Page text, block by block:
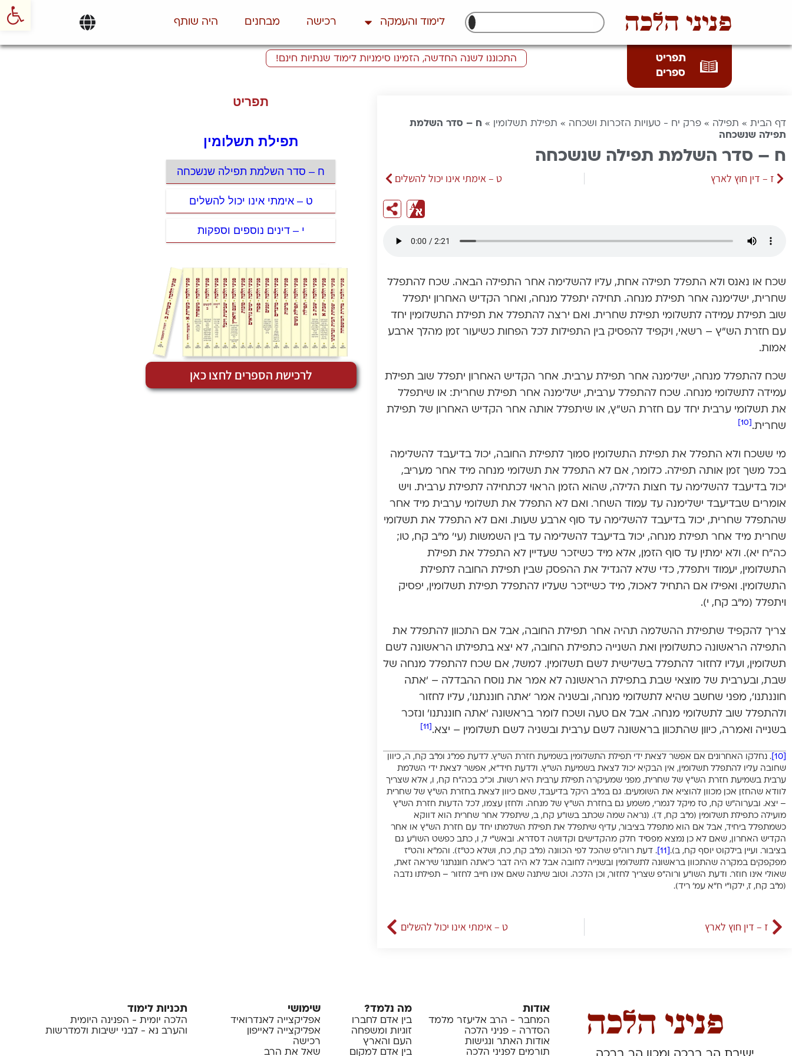
פניני הלכה לימוד והעמקה רכישה מבחנים היה שותף
תפריט
ספרים
התכוננו לשנה החדשה, הזמינו סימניות לימוד שנתיות חינם!
דף הבית » תפילה » פרק יח - טעויות הזכרות ושכחה » תפילת תשלומין » ח – סדר השלמת
תפילה שנשכחה
ח – סדר השלמת תפילה שנשכחה
ז – דין חוץ לארץ ט – אימתי אינו יכול להשלים
שכח או נאנס ולא התפלל תפילה אחת, עליו להשלימה אחר התפילה הבאה. שכח להתפלל
שחרית, ישלימנה אחר תפילת מנחה. תחילה יתפלל מנחה, ואחר הקדיש האחרון יתפלל
שוב תפילת עמידה לתשלומי תפילת שחרית. ואם ירצה להתפלל את תפילת התשלומין יחד
עם חזרת הש”ץ – רשאי, ויקפיד להפסיק בין התפילות לכל הפחות כשיעור זמן מהלך ארבע
אמות.
שכח להתפלל מנחה, ישלימנה אחר תפילת ערבית. אחר הקדיש האחרון יתפלל שוב תפילת
עמידה לתשלומי מנחה. שכח להתפלל ערבית, ישלימנה אחר תפילת שחרית: או שיתפלל
את תשלומי ערבית יחד עם חזרת הש”ץ, או שיתפלל אותה אחר הקדיש האחרון של תפילת
שחרית.
מי ששכח ולא התפלל את תפילת התשלומין סמוך לתפילת החובה, יכול בדיעבד להשלימה
בכל משך זמן אותה תפילה. כלומר, אם לא התפלל את תשלומי מנחה מיד אחר מעריב,
יכול בדיעבד להשלימה עד חצות הלילה, שהוא הזמן הראוי לכתחילה לתפילת ערבית. ויש
אומרים שבדיעבד ישלימנה עד עמוד השחר. ואם לא התפלל את תשלומי ערבית מיד אחר
שהתפלל שחרית, יכול בדיעבד להשלימה עד סוף ארבע שעות. ואם לא התפלל את תשלומי
שחרית מיד אחר תפילת מנחה, יכול בדיעבד להשלימה עד בין השמשות (עי’ מ”ב קח, טו;
כה”ח יא). ולא ימתין עד סוף הזמן, אלא מיד כשיזכר שעדיין לא התפלל את תפילת
התשלומין, יעמוד ויתפלל, כדי שלא להגדיל את ההפסק שבין תפילת החובה לתפילת
התשלומין. ואפילו אם התחיל לאכול, מיד כשייזכר שעליו להתפלל תפילת תשלומין, יפסיק
ויתפלל (מ”ב קח, י).
צריך להקפיד שתפילת ההשלמה תהיה אחר תפילת החובה, אבל אם התכוון להתפלל את
התפילה הראשונה כתשלומין ואת השנייה כתפילת החובה, לא יצא בתפילתו הראשונה לשם
תשלומין, ועליו לחזור להתפלל בשלישית לשם תשלומין. למשל, אם שכח להתפלל מנחה של
שבת, ובערבית של מוצאי שבת בתפילת הראשונה לא אמר את נוסח ההבדלה – ‘אתה
חוננתנו’, מפני שחשב שהיא לתשלומי מנחה, ובשניה אמר ‘אתה חוננתנו’, עליו לחזור
ולהתפלל שוב לתשלומי מנחה. אבל אם טעה ושכח לומר בראשונה ‘אתה חוננתנו’ ונזכר
בשנייה ואמרה, כיוון שהתכוון בראשונה לשם ערבית ובשניה לשם תשלומין – יצא.
. נחלקו האחרונים אם אפשר לצאת ידי תפילת התשלומין בשמיעת חזרת הש”ץ. לדעת פמ”ג ומ”ב קח, ה, כיוון
שחובה עליו להתפלל תשלומין, אין הבקיא יכול לצאת בשמיעת הש”ץ. ולדעת חיד”א, אפשר לצאת ידי השלמת
ערבית בשמיעת חזרת הש”ץ של שחרית, מפני שמעיקרה תפילת ערבית היא רשות. וכ”כ בכה”ח קח, ו, אלא שצריך
לוודא שהחזן אכן מכוון להוציא את השומעים. גם במ”ב היקל בדיעבד, שאם כיוון לצאת בחזרת הש”ץ של שחרית
– יצא. ובערוה”ש קח, טז מיקל לגמרי, משמע גם בחזרת הש”ץ של מנחה. ולחזן עצמו, לכל הדעות חזרת הש”ץ
מועילה כתפילת תשלומין (מ”ב קח, ד). (נראה שמה שכתב בשו”ע קח, ב, שיתפלל אחר שחרית הוא דווקא
כשמתפלל ביחיד, אבל אם הוא מתפלל בציבור, עדיף שיתפלל את תפילת השלמתו יחד עם חזרת הש”ץ או אחר
הקדיש האחרון, שאם לא כן נמצא מפסיד חלק מהקדישים וקדושה דסדרא. ובאש”י ל, ו, כתב כפשט השו”ע גם
בציבור. ועיין בילקוט יוסף קח, ב).
. דעת רוה”פ שהכל לפי הכוונה (מ”ב קח, כח, ושלא כט”ז). והמ”א והט”ז
מפקפקים במקרה שהתכוון בראשונה לתשלומין ובשנייה לחובה אבל לא היה דבר כ’אתה חוננתנו’ שיראה זאת,
שאולי אינו חוזר. ודעת השו”ע ורוה”פ שצריך לחזור, וכן הלכה. וטוב שיתנה שאם אינו חייב לחזור – תפילתו נדבה
(מ”ב קח, ז, ילקו”י ח”א עמ’ ריד).
ז – דין חוץ לארץ ט – אימתי אינו יכול להשלים
תפריט
תפילת תשלומין
ח – סדר השלמת תפילה שנשכחה
ט – אימתי אינו יכול להשלים
י – דינים נוספים וספקות
לרכישת הספרים לחצו כאן
אודות
המחבר - הרב אליעזר מלמד
הסדרה - פניני הלכה
אודות האתר ונגישות
תורמים לפניני הלכה
מה נלמד?
בין אדם לחברו
זוגיות ומשפחה
העם והארץ
בין אדם למקום
שימושי
אפליקצייה לאנדרואיד
אפליקצייה לאייפון
רכישה
שאל את הרב
תכניות לימוד
הלכה יומית - הפנינה היומית
והערב נא - לבני ישיבות ולמדרשות
פתח